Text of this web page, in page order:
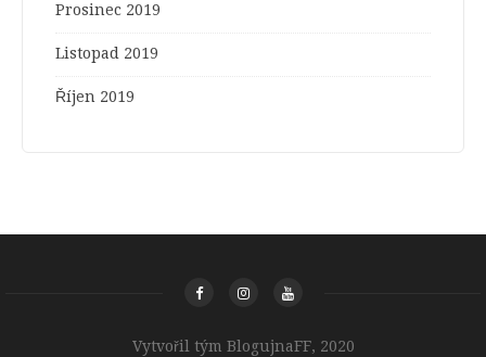
Prosinec 2019
Listopad 2019
Říjen 2019
Vytvořil tým BlogujnaFF, 2020